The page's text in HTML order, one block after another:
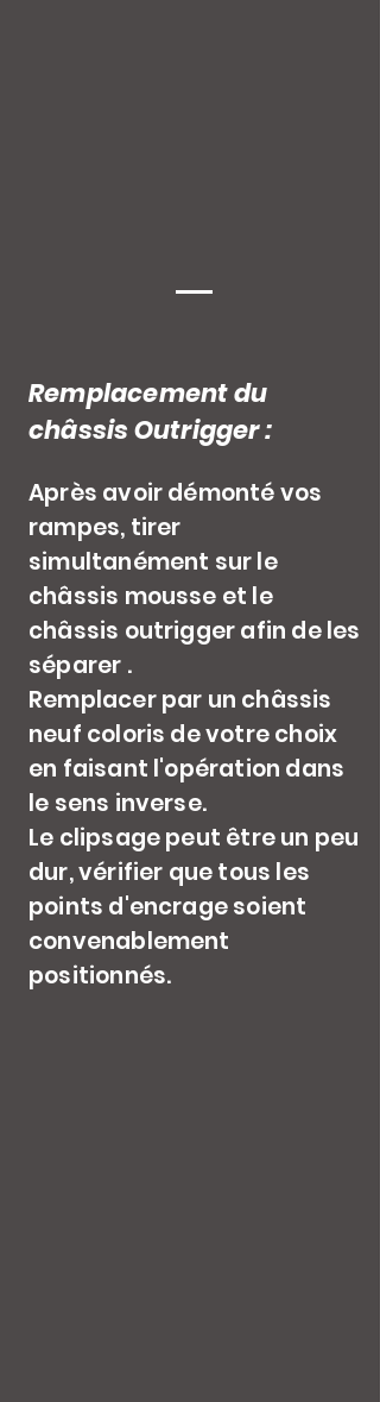
Remplacement du
châssis Outrigger :
Après avoir démonté vos
rampes, tirer
simultanément sur le
châssis mousse et le
châssis outrigger afin de les
séparer .
Remplacer par un châssis
neuf coloris de votre choix
en faisant l'opération dans
le sens inverse.
Le clipsage peut être un peu
dur, vérifier que tous les
points d'encrage soient
convenablement
positionnés.